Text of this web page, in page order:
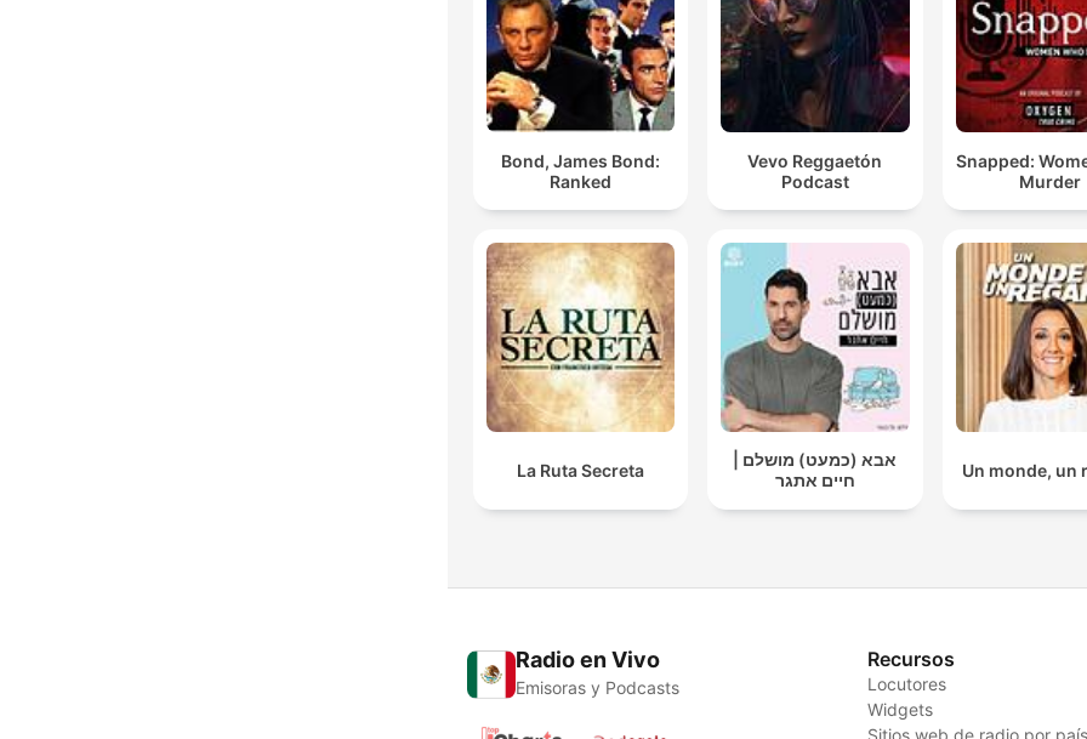
Bond, James Bond:
Ranked
Vevo Reggaetón
Podcast
Snapped:
Murder
La Ruta Secreta
אבא (כמעט) מושלם |
חיים אתגר
Un monde, un
Radio en Vivo
Emisoras y Podcasts
Recursos
Locutores
Widgets
Sitios web de radio por